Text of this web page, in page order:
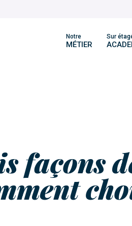
Notre
MÉTIER
Sur
façons